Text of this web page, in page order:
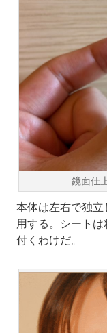
鏡面仕
本体は左右で独
用する。シート
付くわけだ。